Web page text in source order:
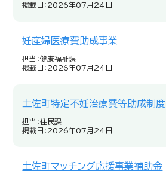
掲載日：2026年07月24日
妊産婦医療費助成事業
担当：健康福祉課
掲載日：2026年07月24日
土佐町特定不妊治療費等助成制度
担当：住民課
掲載日：2026年07月24日
土佐町マッチング応援事業補助金